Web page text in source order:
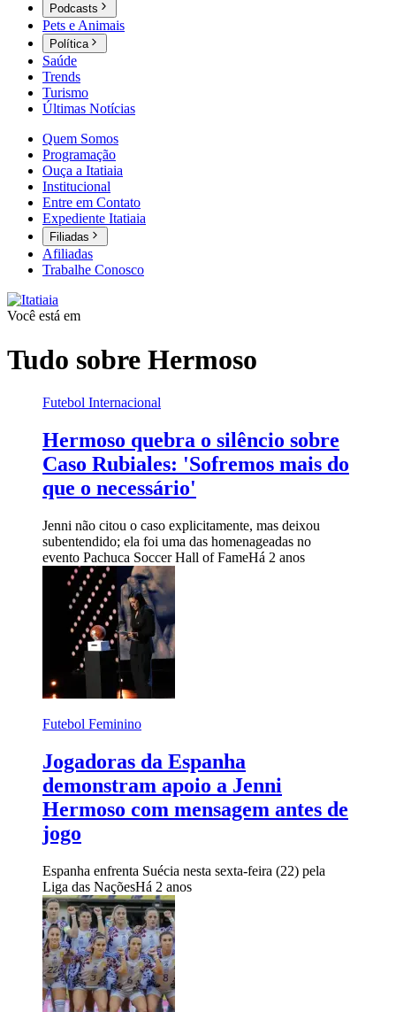
Podcasts
Pets e Animais
Política
Saúde
Trends
Turismo
Últimas Notícias
Quem Somos
Programação
Ouça a Itatiaia
Institucional
Entre em Contato
Expediente Itatiaia
Filiadas
Afiliadas
Trabalhe Conosco
Você está em
Tudo sobre Hermoso
Futebol Internacional
Hermoso quebra o silêncio sobre
Caso Rubiales: 'Sofremos mais do
que o necessário'
Jenni não citou o caso explicitamente, mas deixou
subentendido; ela foi uma das homenageadas no
evento Pachuca Soccer Hall of FameHá 2 anos
Futebol Feminino
Jogadoras da Espanha
demonstram apoio a Jenni
Hermoso com mensagem antes de
jogo
Espanha enfrenta Suécia nesta sexta-feira (22) pela
Liga das NaçõesHá 2 anos